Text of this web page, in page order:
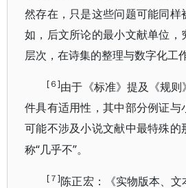
然存在，只是这些问题可能同样
如，后文所论的最小文献单位，
层次，在诗集的整理与数字化工
[６]由于《标准》提及《规则
件具有适用性，其中部分例证与
可能不涉及小说文献中最特殊的
称“几乎不”。
[７]陈正宏：《实物版本、